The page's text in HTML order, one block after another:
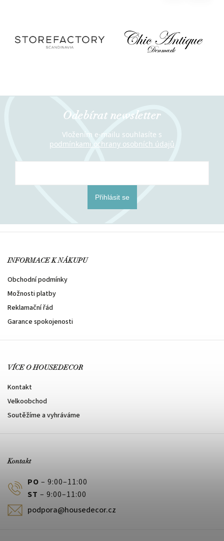
Odebírat newsletter
Vložením e-mailu souhlasíte s
podmínkami ochrany osobních údajů
Přihlásit se
INFORMACE K NÁKUPU
Obchodní podmínky
Možnosti platby
Reklamační řád
Garance spokojenosti
VÍCE O HOUSEDECOR
Kontakt
Velkoobchod
Soutěžíme a vyhráváme
Kontakt
PO – 9:00–11:00
ST – 9:00–11:00
podpora@housedecor.cz